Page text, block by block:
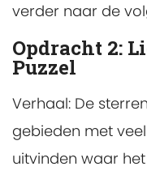
verder naar de
Opdracht 2:
Puzzel
Verhaal: De
gebieden met
uitvinden waar